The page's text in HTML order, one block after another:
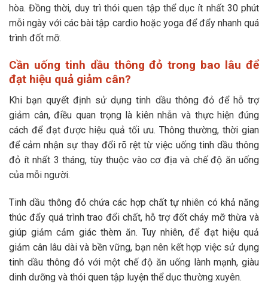
hòa. Đồng thời, duy trì thói quen tập thể dục ít nhất 30 phút
mỗi ngày với các bài tập cardio hoặc yoga để đẩy nhanh quá
trình đốt mỡ.
Cần uống tinh dầu thông đỏ trong bao lâu để
đạt hiệu quả giảm cân?
Khi bạn quyết định sử dụng tinh dầu thông đỏ để hỗ trợ
giảm cân, điều quan trọng là kiên nhẫn và thực hiện đúng
cách để đạt được hiệu quả tối ưu. Thông thường, thời gian
để cảm nhận sự thay đổi rõ rệt từ việc uống tinh dầu thông
đỏ ít nhất 3 tháng, tùy thuộc vào cơ địa và chế độ ăn uống
của mỗi người.
Tinh dầu thông đỏ chứa các hợp chất tự nhiên có khả năng
thúc đẩy quá trình trao đổi chất, hỗ trợ đốt cháy mỡ thừa và
giúp giảm cảm giác thèm ăn. Tuy nhiên, để đạt hiệu quả
giảm cân lâu dài và bền vững, bạn nên kết hợp việc sử dụng
tinh dầu thông đỏ với một chế độ ăn uống lành mạnh, giàu
dinh dưỡng và thói quen tập luyện thể dục thường xuyên.